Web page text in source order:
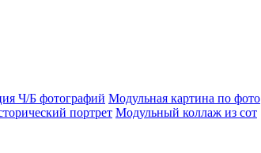
Ч/Б фотографий Модульная картина по фото
портрет Модульный коллаж из сот